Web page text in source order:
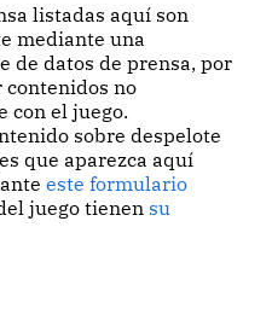
listadas aquí son
mediante una
de datos de prensa, por
contenidos no
con el juego.
sobre despelote
que aparezca aquí
este formulario
juego tienen su